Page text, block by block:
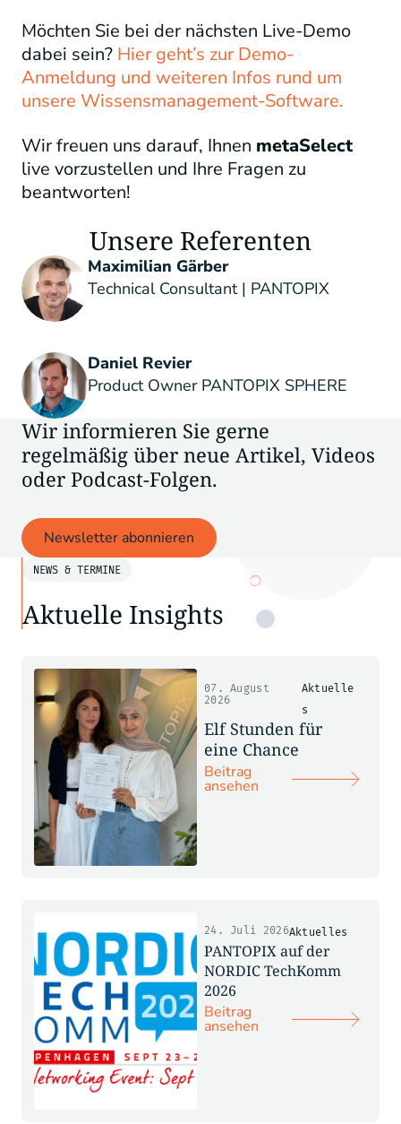
Möchten Sie bei der nächsten Live-Demo
dabei sein? Hier geht’s zur Demo-
Anmeldung und weiteren Infos rund um
unsere Wissensmanagement-Software.
Wir freuen uns darauf, Ihnen metaSelect
live vorzustellen und Ihre Fragen zu
beantworten!
Unsere Referenten
Maximilian Gärber
Technical Consultant | PANTOPIX
Daniel Revier
Product Owner PANTOPIX SPHERE
Wir informieren Sie gerne
regelmäßig über neue Artikel, Videos
oder Podcast-Folgen.
Newsletter abonnieren
NEWS & TERMINE
Aktuelle Insights
Aktuelle
s
07. August
2026
Elf Stunden für
eine Chance
Beitrag
ansehen
Aktuelles
24. Juli 2026
PANTOPIX auf der
NORDIC TechKomm
2026
Beitrag
ansehen